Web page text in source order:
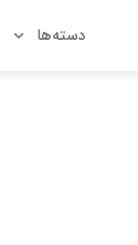
دسته‌ها